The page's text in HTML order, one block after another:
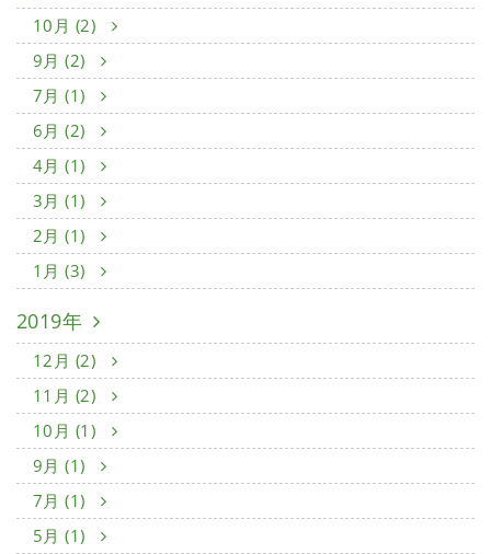
10月 (2)
9月 (2)
7月 (1)
6月 (2)
4月 (1)
3月 (1)
2月 (1)
1月 (3)
2019年
12月 (2)
11月 (2)
10月 (1)
9月 (1)
7月 (1)
5月 (1)